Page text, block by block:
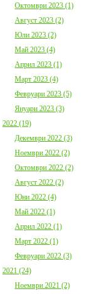
Октомври 2023 (1)
Август 2023 (2)
Юли 2023 (2)
Май 2023 (4)
Април 2023 (1)
Март 2023 (4)
Февруари 2023 (5)
Януари 2023 (3)
2022 (19)
Декември 2022 (3)
Ноември 2022 (2)
Октомври 2022 (2)
Август 2022 (2)
Юни 2022 (4)
Май 2022 (1)
Април 2022 (1)
Март 2022 (1)
Февруари 2022 (3)
2021 (24)
Ноември 2021 (2)